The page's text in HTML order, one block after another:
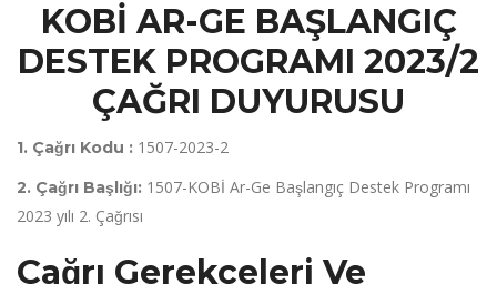
KOBİ AR-GE BAŞLANGIÇ
DESTEK PROGRAMI 2023/2
ÇAĞRI DUYURUSU
1. Çağrı Kodu : 1507-2023-2
2. Çağrı Başlığı: 1507-KOBİ Ar-Ge Başlangıç Destek Programı
2023 yılı 2. Çağrısı
Çağrı Gerekçeleri Ve